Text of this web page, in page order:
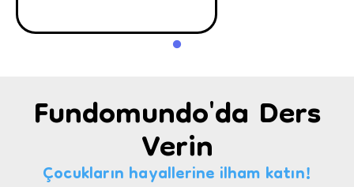
Fundomundo'da Ders
Verin
Çocukların hayallerine ilham katın!